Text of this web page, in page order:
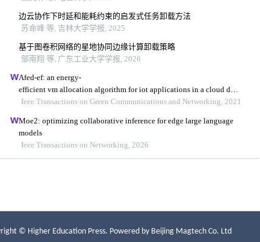
© Higher Education Press. Powered by Beijing Magtech Co. Ltd